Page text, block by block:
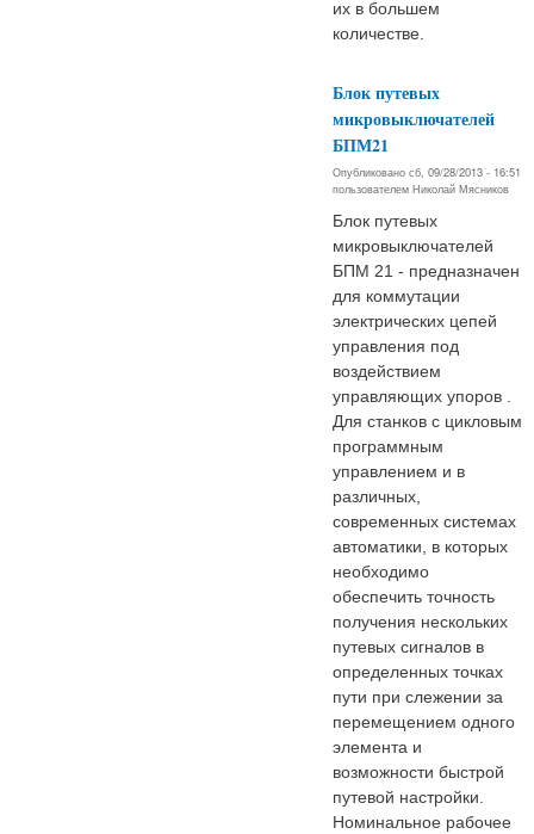
их в большем
количестве.
Блок путевых
микровыключателей
БПМ21
Опубликовано сб, 09/28/2013 - 16:51
пользователем Николай Мясников
Блок путевых
микровыключателей
БПМ 21 - предназначен
для коммутации
электрических цепей
управления под
воздействием
управляющих упоров .
Для станков с цикловым
программным
управлением и в
различных,
современных системах
автоматики, в которых
необходимо
обеспечить точность
получения нескольких
путевых сигналов в
определенных точках
пути при слежении за
перемещением одного
элемента и
возможности быстрой
путевой настройки.
Номинальное рабочее